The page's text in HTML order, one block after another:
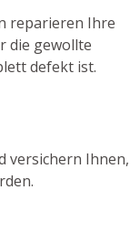
reparieren Ihre
die gewollte
defekt ist.
versichern Ihnen,